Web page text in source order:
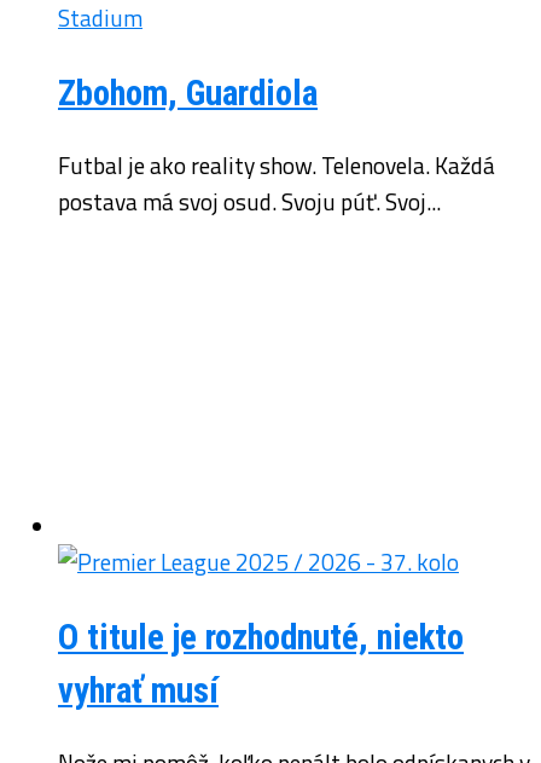
Zbohom, Guardiola
Futbal je ako reality show. Telenovela. Každá
postava má svoj osud. Svoju púť. Svoj...
O titule je rozhodnuté, niekto
vyhrať musí